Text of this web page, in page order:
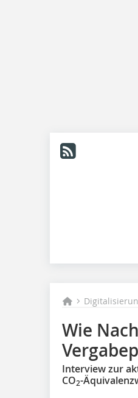
Wie
Interview zur
CO2-